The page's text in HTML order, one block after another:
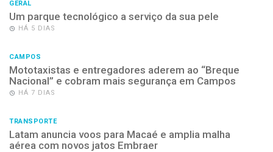
GERAL
Um parque tecnológico a serviço da sua pele
HÁ 5 DIAS
CAMPOS
Mototaxistas e entregadores aderem ao “Breque
Nacional” e cobram mais segurança em Campos
HÁ 7 DIAS
TRANSPORTE
Latam anuncia voos para Macaé e amplia malha
aérea com novos jatos Embraer